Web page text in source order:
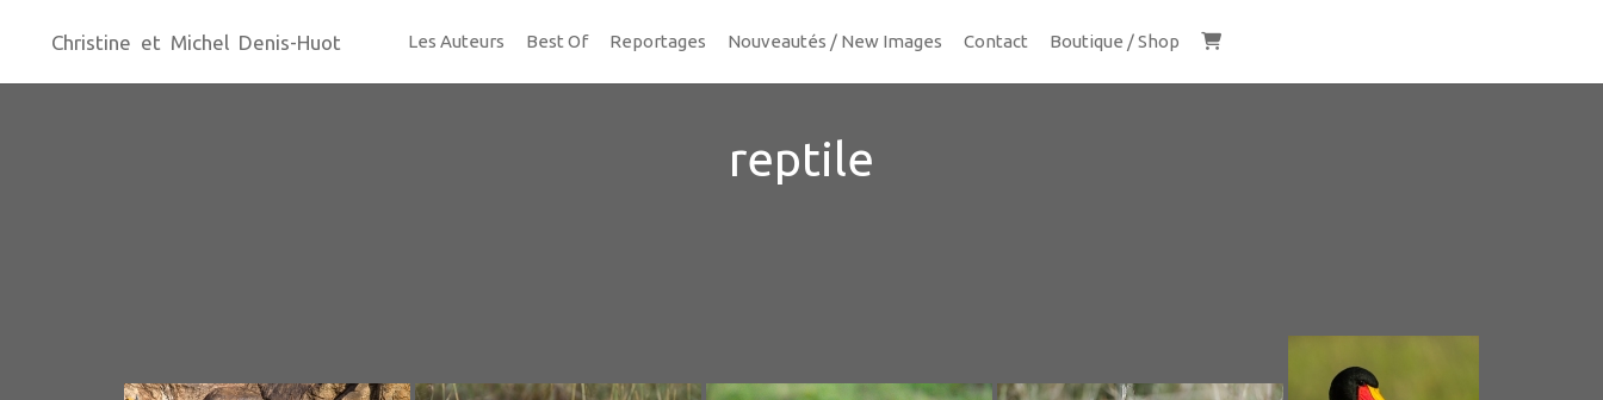
Christine et Michel Denis-Huot Les Auteurs Best Of Reportages Nouveautés / New Images Contact Boutique / Shop
reptile